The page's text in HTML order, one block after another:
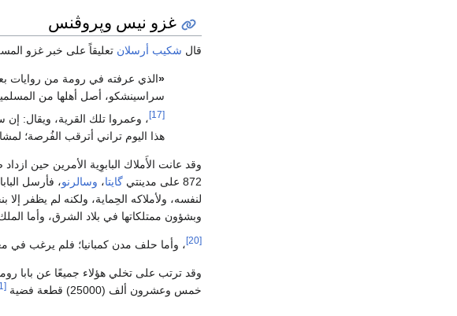
غزو نيس وپروڤنس
قال شكيب أرسلان تعليقاً على خبر غزو
«الذي عرفته في رومة من روايات
سراسينشكو، أصل أهلها من
[17] ، وعمروا تلك القرية، ويقال:
هذا اليوم تراني أترقب الفُرصة؛
872 على مدينتي
گايتا، وسالرنو، فأرسل البابا
لنفسه، ولأملاكه الحِماية، ولكنه لم يظفر
وبشؤون ممتلكاتها في بلاد الشرق، وأما
[20] ، وأما حلف مدن كمبانيا؛ فلم يرغب في
وقد ترتب على تخلي هؤلاء جميعًا عن بابا
خمس وعشرون ألف (25000) قطعة فضية
[21]